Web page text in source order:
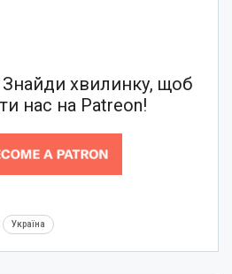
хвилинку, щоб
нас на Patreon!
Україна